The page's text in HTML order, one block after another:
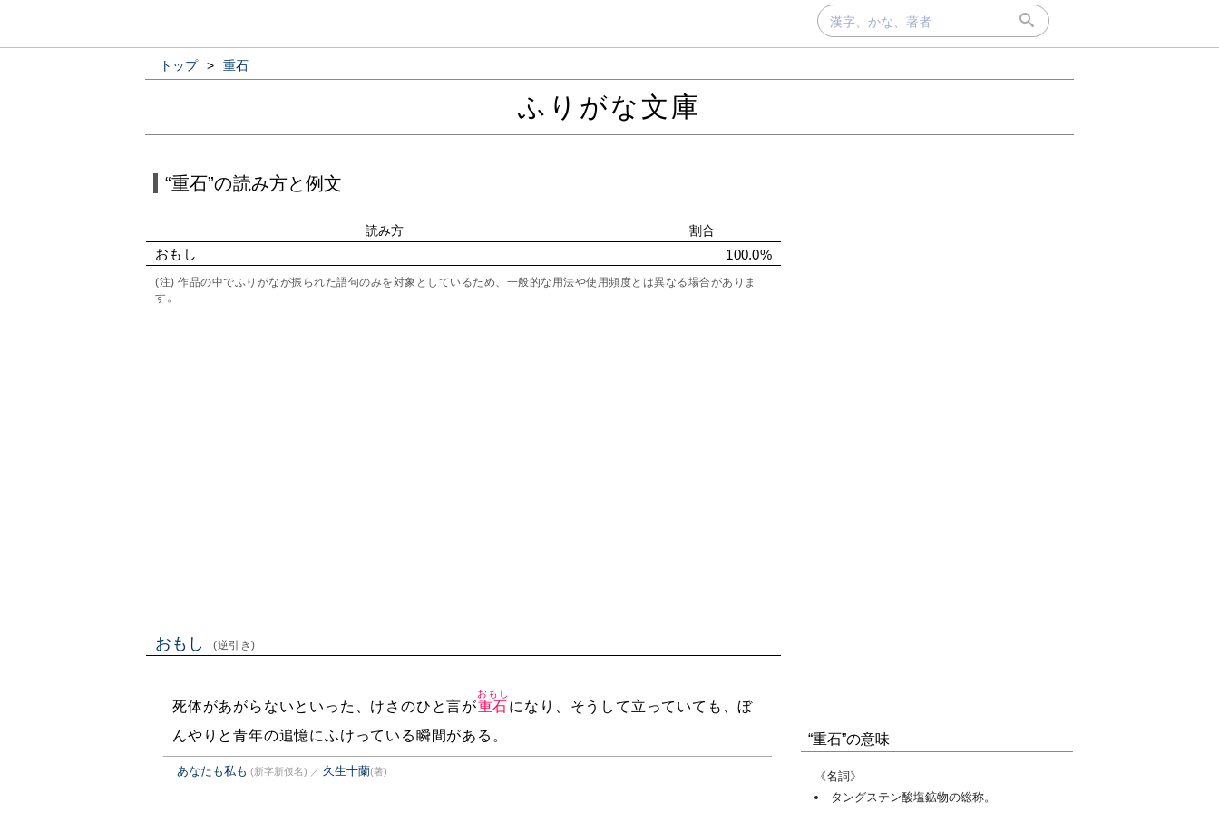
トップ > 重石
ふりがな文庫
“重石”の読み方と例文
読み方 割合
おもし 100.0%
(注) 作品の中でふりがなが振られた語句のみを対象としているため、一般的な用法や使用頻度とは異なる場合がありま
す。
おもし (逆引き)
死体があがらないといった、けさのひと言が重石
おもし
になり、そうして立っていても、ぼ
んやりと青年の追憶にふけっている瞬間がある。
あなたも私も (新字新仮名) ／ 久生十蘭(著)
“重石”の意味
《名詞》
タングステン酸塩鉱物の総称。